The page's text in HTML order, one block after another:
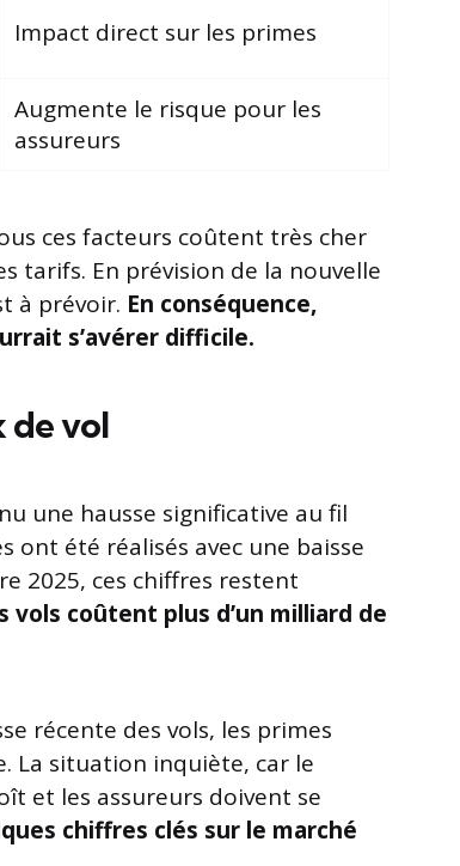
Impact direct sur les primes
Augmente le risque pour les
assureurs
ces facteurs coûtent très cher
tarifs. En prévision de la nouvelle
à prévoir. En conséquence,
s’avérer difficile.
de vol
une hausse significative au fil
ont été réalisés avec une baisse
2025, ces chiffres restent
vols coûtent plus d’un milliard de
récente des vols, les primes
La situation inquiète, car le
et les assureurs doivent se
chiffres clés sur le marché